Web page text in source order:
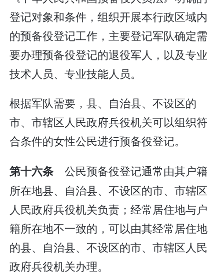
登记对象和条件，组织开展本行政区域内
的预备役登记工作，主要登记军队确定需
要办理预备役登记的退役军人，以及专业
技术人员、专业技能人员。
根据军队需要，县、自治县、不设区的
市、市辖区人民政府兵役机关可以组织符
合条件的女性公民进行预备役登记。
第十六条公民预备役登记通常由其户籍
所在地县、自治县、不设区的市、市辖区
人民政府兵役机关负责；经常居住地与户
籍所在地不一致的，可以由其经常居住地
的县、自治县、不设区的市、市辖区人民
政府兵役机关办理。